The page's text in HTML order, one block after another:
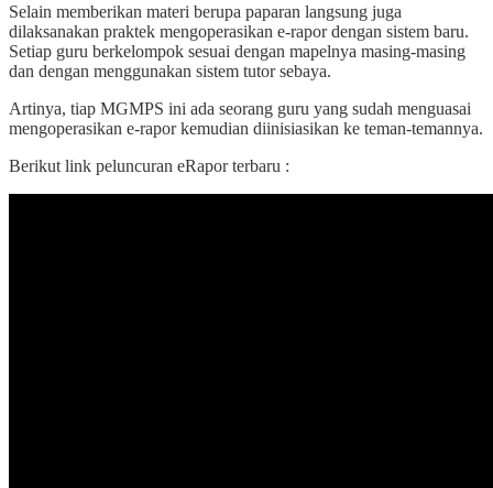
Selain memberikan materi berupa paparan langsung juga
dilaksanakan praktek mengoperasikan e-rapor dengan sistem baru.
Setiap guru berkelompok sesuai dengan mapelnya masing-masing
dan dengan menggunakan sistem tutor sebaya.
Artinya, tiap MGMPS ini ada seorang guru yang sudah menguasai
mengoperasikan e-rapor kemudian diinisiasikan ke teman-temannya.
Berikut link peluncuran eRapor terbaru :